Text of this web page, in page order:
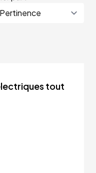
tout